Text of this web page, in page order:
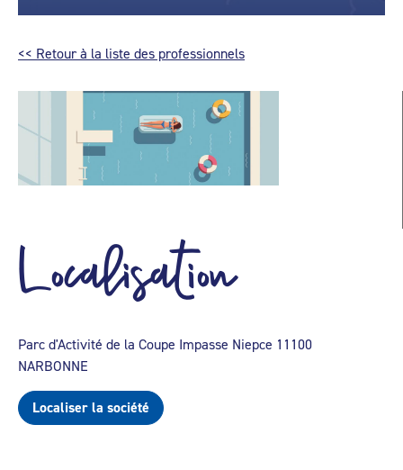
<< Retour à la liste des professionnels
Localisation
Parc d'Activité de la Coupe Impasse Niepce 11100
NARBONNE
Localiser la société